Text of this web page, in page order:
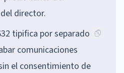
director.
tipifica por separado
comunicaciones
el consentimiento de